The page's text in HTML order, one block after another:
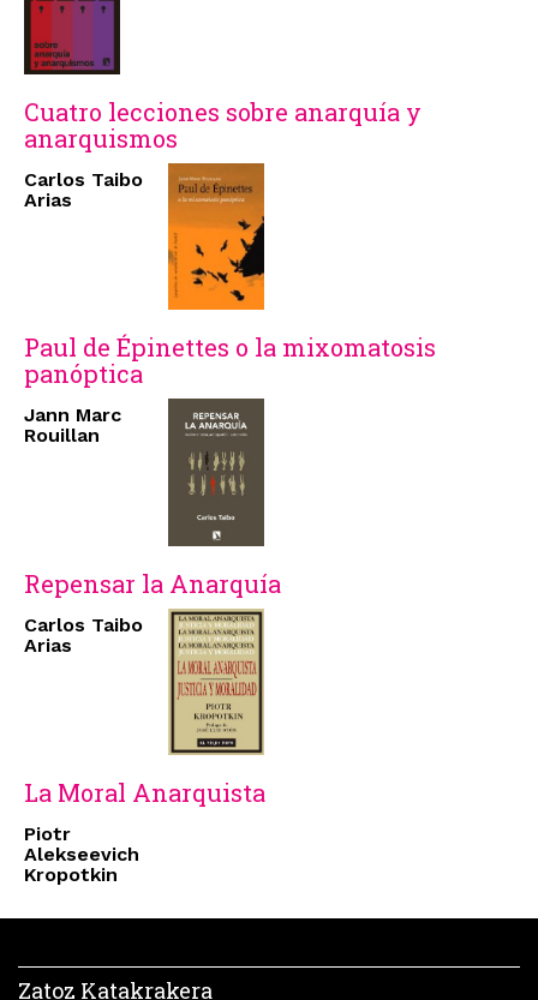
Cuatro lecciones sobre anarquía y
anarquismos
Carlos Taibo
Arias
Paul de Épinettes o la mixomatosis
panóptica
Jann Marc
Rouillan
Repensar la Anarquía
Carlos Taibo
Arias
La Moral Anarquista
Piotr
Alekseevich
Kropotkin
Zatoz Katakrakera